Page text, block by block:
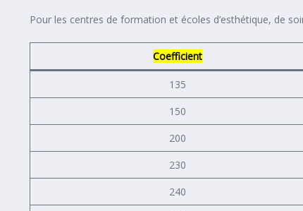
Pour les centres de formation et écoles d’esthétique, de
Coefficient
135
150
200
230
240